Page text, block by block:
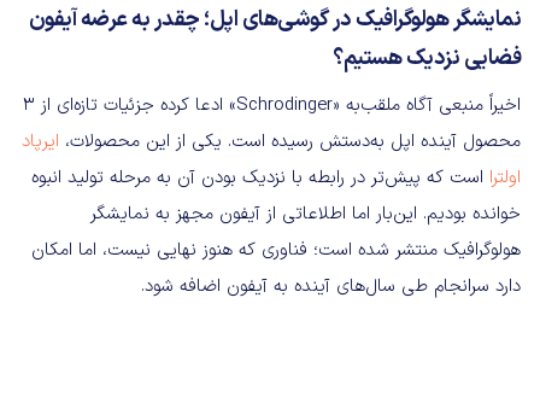
نمایشگر هولوگرافیک در گوشی‌های اپل؛ چقدر به عرضه آیفون
فضایی نزدیک هستیم؟
اخیراً منبعی آگاه ملقب‌به «Schrodinger» ادعا کرده جزئیات تازه‌ای از ۳
محصول آینده اپل به‌دستش رسیده است. یکی از این محصولات، ایرپاد
اولترا است که پیش‌تر در رابطه با نزدیک بودن آن به مرحله تولید انبوه
خوانده بودیم. این‌بار اما اطلاعاتی از آیفون مجهز به نمایشگر
هولوگرافیک منتشر شده است؛ فناوری که هنوز نهایی نیست، اما امکان
دارد سرانجام طی سال‌های آینده به آیفون اضافه شود.